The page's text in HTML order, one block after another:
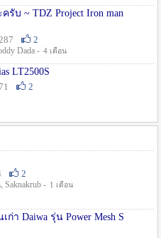
รับ ~ TDZ Project Iron man
2
Dada - 4 เดือน
LT2500S
2
2
, Saknakrub - 1 เดือน
า Daiwa รุ่น Power Mesh S